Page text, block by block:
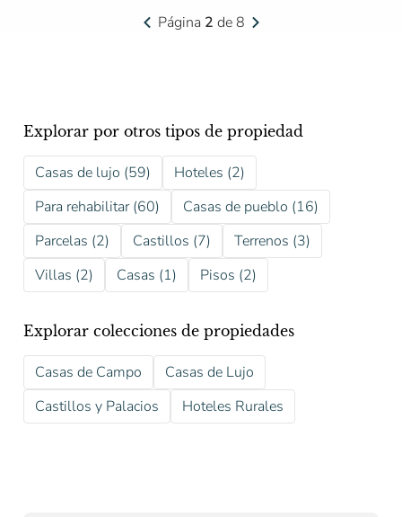
Página 2 de 8
Explorar por otros tipos de propiedad
Casas de lujo (59)
Hoteles (2)
Para rehabilitar (60)
Casas de pueblo (16)
Parcelas (2)
Castillos (7)
Terrenos (3)
Villas (2)
Casas (1) Pisos (2)
Explorar colecciones de propiedades
Casas de Campo
Casas de Lujo
Castillos y Palacios
Hoteles Rurales